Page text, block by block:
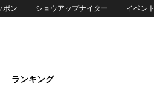
ポン ショウアップナイター イベント
ランキング